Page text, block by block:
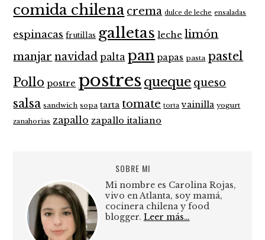
comida chilena crema dulce de leche ensaladas
espinacas frutillas galletas leche limón
manjar navidad palta pan papas pasta pastel
Pollo postre postres queque queso
salsa sandwich sopa tarta tomate torta vainilla yogurt
zanahorias zapallo zapallo italiano
SOBRE MI
Mi nombre es Carolina Rojas,
vivo en Atlanta, soy mamá,
cocinera chilena y food
blogger. Leer más…